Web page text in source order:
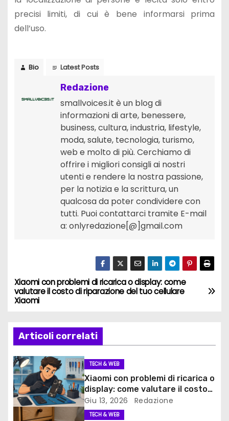
precisi limiti, di cui è bene informarsi prima
dell’uso.
Bio Latest Posts
Redazione
smallvoices.it è un blog di
informazioni di arte, benessere,
business, cultura, industria, lifestyle,
moda, salute, tecnologia, turismo,
web e molto di più. Cerchiamo di
offrire i migliori consigli ai nostri
utenti e rendere la nostra passione,
per la notizia e la scrittura, un
qualcosa da poter condividere con
tutti. Puoi contattarci tramite E-mail
a: onlyredazione[@]gmail.com
N
a
v
i
g
a
z
Xiaomi con problemi di ricarica o display: come
valutare il costo di riparazione del tuo cellulare
Xiaomi
Articoli correlati
TECH & WEB
Xiaomi con problemi di ricarica o
display: come valutare il costo
di riparazione del tuo cellulare
Xiaomi
Giu 13, 2026 Redazione
TECH & WEB